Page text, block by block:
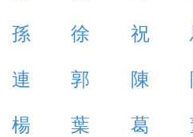
孫 徐 祝
連 郭 陳
楊 葉 葛